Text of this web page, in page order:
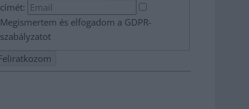
címét:
Megismertem és elfogadom a GDPR-
szabályzatot